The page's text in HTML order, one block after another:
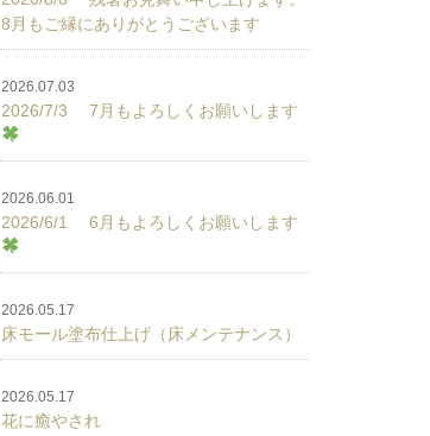
8月もご縁にありがとうございます
2026.07.03
2026/7/3 7月もよろしくお願いします
2026.06.01
2026/6/1 6月もよろしくお願いします
2026.05.17
床モール塗布仕上げ（床メンテナンス）
2026.05.17
花に癒やされ